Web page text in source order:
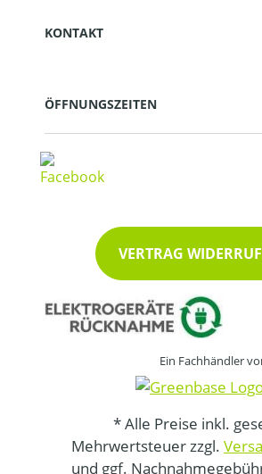
KONTAKT
ÖFFNUNGSZEITEN
VERTRAG
Ein Fachhändler
* Alle Preise inkl.
Mehrwertsteuer zzgl.
und ggf.